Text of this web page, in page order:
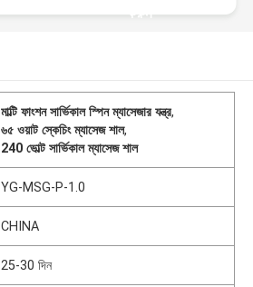
করুন
মাল্টি ফাংশন সার্ভিকাল স্পিন ম্যাসেজার যন্ত্র,
৬৫ ওয়াট স্কেচিং ম্যাসেজ শাল,
240 ভোল্ট সার্ভিকাল ম্যাসেজ শাল
YG-MSG-P-1.0
CHINA
25-30 দিন